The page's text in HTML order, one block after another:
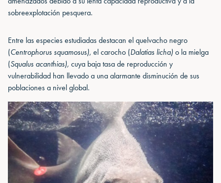
sobreexplotación pesquera.
Entre las especies estudiadas destacan el quelvacho negro
(Centrophorus squamosus), el carocho (Dalatias licha)o la mielga
(Squalus acanthias), cuya baja tasa de reproducción y
vulnerabilidad han llevado a una alarmante disminución de sus
poblaciones a nivel global.